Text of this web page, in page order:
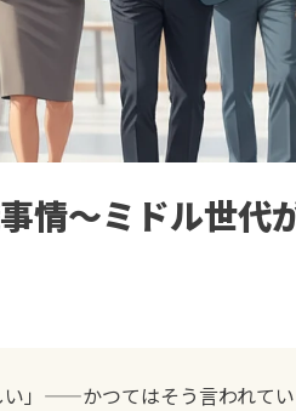
情〜ミドル世代
い」——かつてはそう言われて